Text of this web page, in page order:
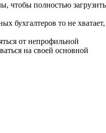
чтобы полностью загрузить
бухгалтеров то не хватает,
от непрофильной
на своей основной